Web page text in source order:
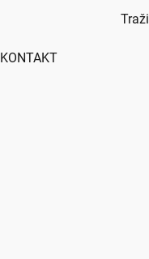
KONTAKT